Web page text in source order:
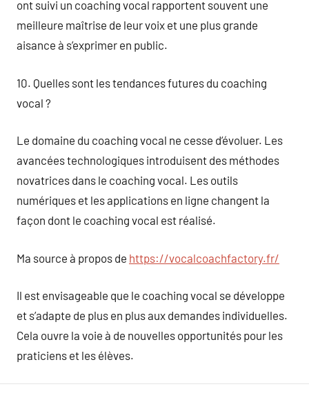
ont suivi un coaching vocal rapportent souvent une
meilleure maîtrise de leur voix et une plus grande
aisance à s’exprimer en public.
10. Quelles sont les tendances futures du coaching
vocal ?
Le domaine du coaching vocal ne cesse d’évoluer. Les
avancées technologiques introduisent des méthodes
novatrices dans le coaching vocal. Les outils
numériques et les applications en ligne changent la
façon dont le coaching vocal est réalisé.
Ma source à propos de https://vocalcoachfactory.fr/
Il est envisageable que le coaching vocal se développe
et s’adapte de plus en plus aux demandes individuelles.
Cela ouvre la voie à de nouvelles opportunités pour les
praticiens et les élèves.